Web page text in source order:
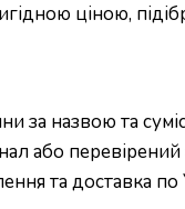
ціною,
за назвою та
або перевірений
та доставка по